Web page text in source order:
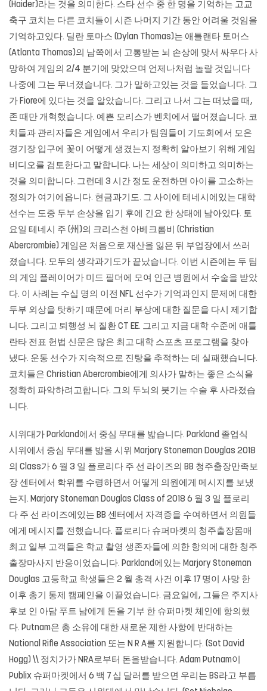
(Haider)라는 것을 의미한다. 스타 선수 중 한 명을 기억하는 고교
축구 코치는 다른 코치들이 시즌 나머지 기간 동안 어려울 것임을
기억하고있다. 딜란 토마스 (Dylan Thomas)는 애틀랜타 토머스
(Atlanta Thomas)의 남쪽에서 고통받는 뇌 손상에 맞서 싸우다 사
망하여 게임의 2/4 분기에 맞았으며 언제나처럼 놀랄 것입니다
나중에 그는 무너졌습니다. 그가 말하고있는 것을 들었습니다. 그
가 Fiore에 있다는 것을 알았습니다. 그리고 나서 그는 떠났을 때,
존 때만 개혁했습니다. 예쁜 모리스가 벤치에서 떨어졌습니다. 코
치들과 관리자들은 게임에서 우리가 팀원들이 기도회에서 모은
경기장 입구에 꽃이 어떻게 생겼는지 정확히 알아보기 위해 게임
비디오를 검토한다고 말합니다. 나는 세상이 의미하고 의미하는
것을 의미합니다. 그런데 3 시간 정도 운전하면 아이를 고소하는
정의가 여기에옵니다. 현금과기도. 그 사이에 테네시에있는 대학
선수는 도중 두부 손상을 입기 후에 긴요 한 상태에 남아있다. 토
요일 테네시 주 (州)의 크리스천 아베크롬비 (Christian
Abercrombie) 게임은 처음으로 재산을 잃은 뒤 부업장에서 쓰러
졌습니다. 모두의 생각과기도가 끝났습니다. 이번 시즌에는 두 팀
의 게임 플레이어가 미드 필더에 모여 인근 병원에서 수술을 받았
다. 이 사례는 수십 명의 이전 NFL 선수가 기억과인지 문제에 대한
두부 외상을 탓하기 때문에 머리 부상에 대한 질문을 다시 제기합
니다. 그리고 퇴행성 뇌 질환 CT EE. 그리고 지금 대학 수준에 애틀
란타 전표 헌법 신문은 많은 최고 대학 스포츠 프로그램을 찾아
냈다. 운동 선수가 지속적으로 진탕을 추적하는 데 실패했습니다.
코치들은 Christian Abercrombie에게 의사가 말하는 좋은 소식을
정확히 파악하려고합니다. 그의 두뇌의 붓기는 수술 후 사라졌습
니다.
시위대가 Parkland에서 중심 무대를 밟습니다. Parkland 졸업식
시위에서 중심 무대를 밟을 시위 Marjory Stoneman Douglas 2018
의 Class가 6 월 3 일 플로리다 주 선 라이즈의 BB 청주출장만족보
장 센터에서 학위를 수령하면서 어떻게 의원에게 메시지를 보냈
는지. Marjory Stoneman Douglas Class of 2018 6 월 3 일 플로리
다 주 선 라이즈에있는 BB 센터에서 자격증을 수여하면서 의원들
에게 메시지를 전했습니다. 플로리다 슈퍼마켓의 청주출장몸매
최고 일부 고객들은 학교 촬영 생존자들에 의한 항의에 대한 청주
출장마사지 반응이었습니다. Parkland에있는 Marjory Stoneman
Douglas 고등학교 학생들은 2 월 총격 사건 이후 17 명이 사망 한
이후 총기 통제 캠페인을 이끌었습니다. 금요일에, 그들은 주지사
후보 인 아담 푸트 남에게 돈을 기부 한 슈퍼마켓 체인에 항의했
다. Putnam은 총 소유에 대한 새로운 제한 사항에 반대하는
National Rifle Association 또는 N R A를 지원합니다. (Sot David
Hogg) \\ 정치가가 NRA로부터 돈을받습니다. Adam Putnam이
Publix 슈퍼마켓에서 6 백 7 십 달러를 받으면 우리는 BS라고 부릅